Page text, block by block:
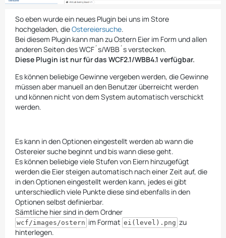
So eben wurde ein neues Plugin bei uns im Store
hochgeladen, dieOstereiersuche.
Bei diesem Plugin kann man zu Ostern Eier im Form und allen
anderen Seiten des WCF´s/WBB´s verstecken.
Diese Plugin ist nur für das WCF2.1/WBB4.1 verfügbar.
Es können beliebige Gewinne vergeben werden, die Gewinne
müssen aber manuell an den Benutzer überreicht werden
und können nicht von dem System automatisch verschickt
werden.
Es kann in den Optionen eingestellt werden ab wann die
Ostereier suche beginnt und bis wann diese geht.
Es können beliebige viele Stufen von Eiern hinzugefügt
werden die Eier steigen automatisch nach einer Zeit auf, die
in den Optionen eingestellt werden kann, jedes ei gibt
unterschiedlich viele Punkte diese sind ebenfalls in den
Optionen selbst definierbar.
Sämtliche hier sind in dem Ordner
wcf/images/ostern im Format ei(level).png zu
hinterlegen.